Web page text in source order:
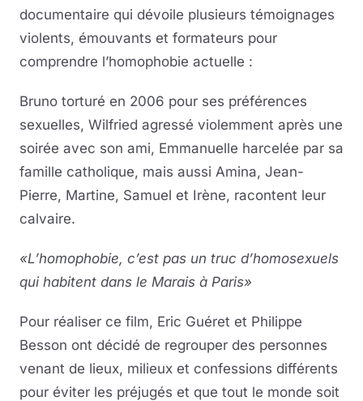
documentaire qui dévoile plusieurs témoignages
violents, émouvants et formateurs pour
comprendre l’homophobie actuelle :
Bruno torturé en 2006 pour ses préférences
sexuelles, Wilfried agressé violemment après une
soirée avec son ami, Emmanuelle harcelée par sa
famille catholique, mais aussi Amina, Jean-
Pierre, Martine, Samuel et Irène, racontent leur
calvaire.
«L’homophobie, c’est pas un truc d’homosexuels
qui habitent dans le Marais à Paris»
Pour réaliser ce film, Eric Guéret et Philippe
Besson ont décidé de regrouper des personnes
venant de lieux, milieux et confessions différents
pour éviter les préjugés et que tout le monde soit